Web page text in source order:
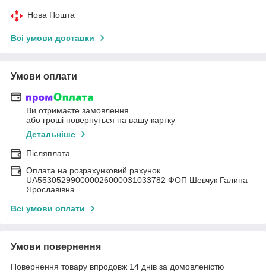
Нова Пошта
Всі умови доставки
Умови оплати
Ви отримаєте замовлення
або гроші повернуться на вашу картку
Детальніше
Післяплата
Оплата на розрахунковий рахунок
UA553052990000026000031033782 ФОП Шевчук Галина
Ярославівна
Всі умови оплати
Умови повернення
Повернення товару впродовж 14 днів за домовленістю